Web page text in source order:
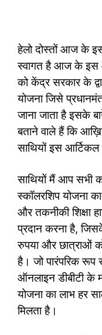
हेलो दोस्तों आज के
स्वागत है आज के इस
को केंद्र सरकार के
योजना जिसे
जाना जाता है इसके
बताने वाले हैं कि
साथियों इस
साथियों मैं आप सभी
स्कॉलरशिप योजना
और तकनीकी शिक्षा
प्रदान करना है,
रुपया और छात्राओं
है। जो पारंपरिक रूप
ऑनलाइन डीबीटी के
योजना का लाभ हर
मिलता है।